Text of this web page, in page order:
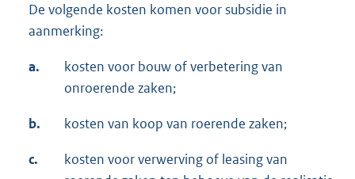
De volgende kosten komen voor subsidie in
aanmerking:
a.
kosten voor bouw of verbetering van
onroerende zaken;
b. kosten van koop van roerende zaken;
c.
kosten voor verwerving of leasing van